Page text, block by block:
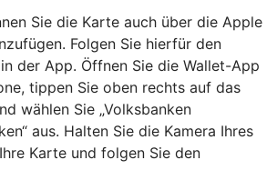
Sie die Karte auch über die Apple
Folgen Sie hierfür den
der App. Öffnen Sie die Wallet-App
tippen Sie oben rechts auf das
wählen Sie „Volksbanken
aus. Halten Sie die Kamera Ihres
Karte und folgen Sie den